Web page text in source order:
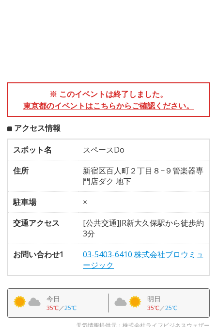
※ このイベントは終了しました。
東京都のイベントはこちらからご確認ください。
アクセス情報
スポット名
スペースDo
住所
新宿区百人町２丁目８−９管楽器専
門店ダク 地下
駐車場
×
交通アクセス
[公共交通]JR新大久保駅から徒歩約
3分
お問い合わせ1
03-5403-6410 株式会社ブロウミュ
ージック
今日
35℃／25℃
明日
35℃／25℃
天気情報提供元：株式会社ライフビジネスウェザー